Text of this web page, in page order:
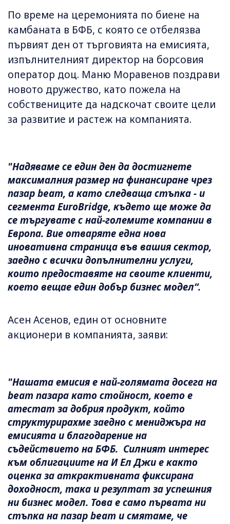
По време на церемонията по биене на
камбаната в БФБ, с която се отбелязва
първият ден от търговията на емисията,
изпълнителният директор на борсовия
оператор доц. Маню Моравенов поздрави
новото дружество, като пожела на
собствениците да надскочат своите цели
за развитие и растеж на компанията.
"Надяваме се един ден да достигнете
максималния размер на финансиране чрез
пазар beam, а като следваща стъпка - и
сегмента EuroBridge, където ще може да
се търгувате с най-големите компании в
Европа. Вие отваряте една нова
иновативна страница във вашия сектор,
заедно с всички допълнителни услуги,
които предоставяте на своите клиенти,
което вещае един добър бизнес модел“.
Асен Асенов, един от основните
акционери в компанията, заяви:
"Нашата емисия е най-голямата досега на
beam пазара като стойност, което е
атестат за добрия продукт, който
структурирахме заедно с мениджъра на
емисията и благодарение на
съдействието на БФБ. Силният интерес
към облигациите на И Ел Джи е както
оценка за аткрактивната фиксирана
доходност, така и резултат за успешния
ни бизнес модел. Това е само първата ни
стъпка на пазар beam и смятаме, че